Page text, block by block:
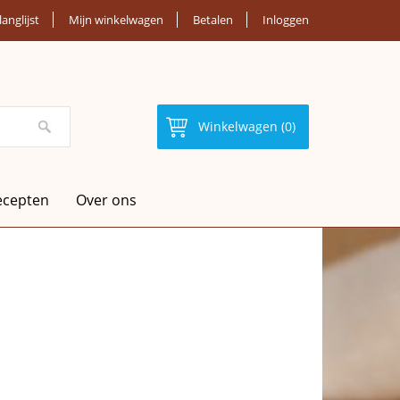
Mijn winkelwagen Betalen Inloggen
Winkelwagen (0)
Over ons